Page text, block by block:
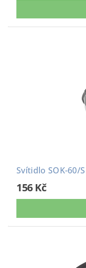
Svítidlo SOK-60/
156 Kč